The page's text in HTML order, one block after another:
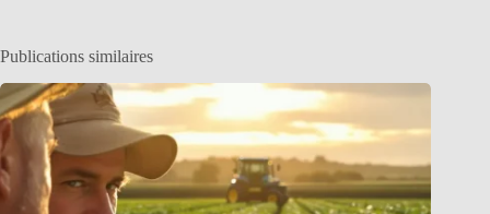
Publications similaires